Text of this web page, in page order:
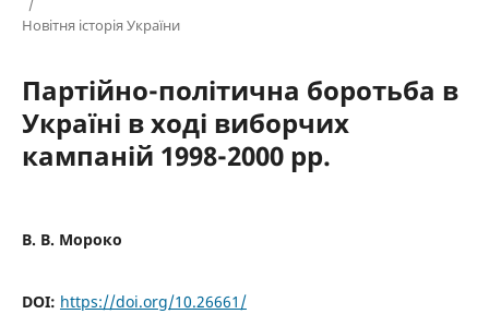
Новітня історія України
Партійно-політична боротьба в
Україні в ході виборчих
кампаній 1998-2000 рр.
В. В. Мороко
DOI: https://doi.org/10.26661/